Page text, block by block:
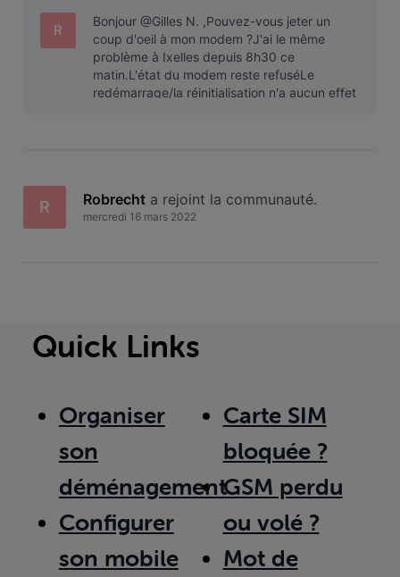
R
Bonjour @Gilles N. ,Pouvez-vous jeter un
coup d'oeil à mon modem ?J'ai le même
problème à Ixelles depuis 8h30 ce
matin.L'état du modem reste refuséLe
redémarrage/la réinitialisation n'a aucun effet
R Robrecht a rejoint la communauté.
mercredi 16 mars 2022
Quick Links
Organiser
son
déménagement
Configurer
son mobile
Carte SIM
bloquée ?
GSM perdu
ou volé ?
Mot de